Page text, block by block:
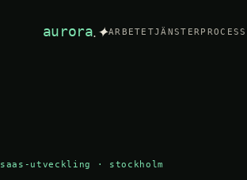
aurora.✦ARBETE TJÄNSTER PROCESS
saas-utveckling · stockholm